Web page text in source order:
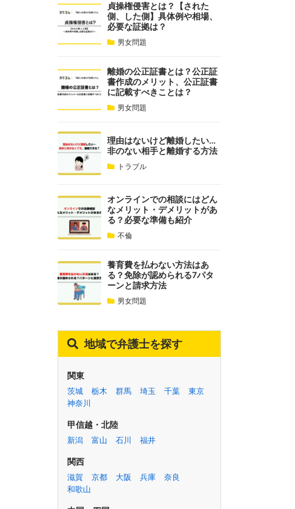
貞操権侵害とは？【された
側、した側】具体例や相場、
必要な証拠は？
男女問題
離婚の公正証書とは？公正証
書作成のメリット、公正証書
に記載すべきことは？
男女問題
理由はないけど離婚したい…
非のない相手と離婚する方法
トラブル
オンラインでの相談にはどん
なメリット・デメリットがあ
る？必要な準備も紹介
不倫
養育費を払わない方法はあ
る？免除が認められる7パタ
ーンと請求方法
男女問題
地域で弁護士を探す
関東
茨城 栃木 群馬 埼玉 千葉
東京
神奈川
甲信越・北陸
新潟 富山 石川 福井
関西
滋賀 京都 大阪 兵庫
奈良
和歌山